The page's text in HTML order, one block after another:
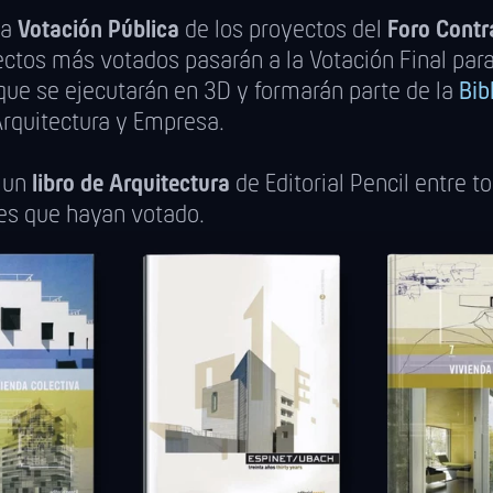
Votación Pública de los proyectos del
Foro
más votados pasarán a la Votación Final
se ejecutarán en 3D y formarán parte de la
y Empresa.
libro de Arquitectura de Editorial Pencil entre
que hayan votado.